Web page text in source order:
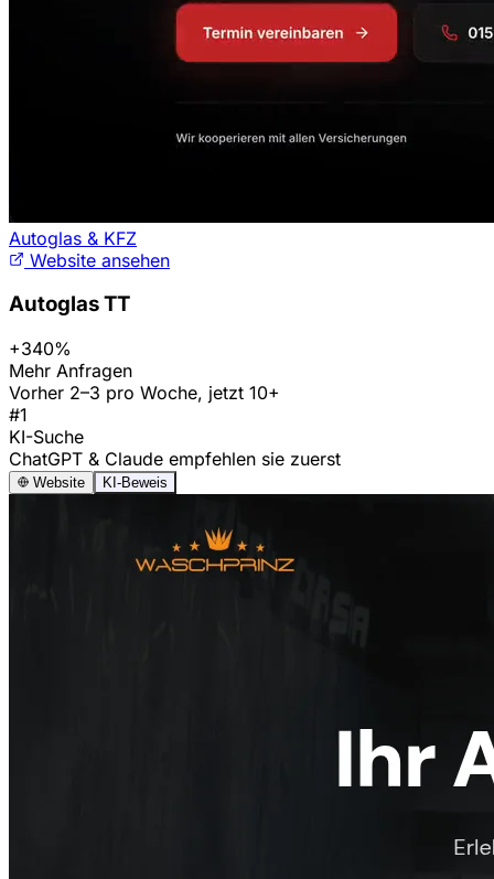
Autoglas & KFZ
Website ansehen
Autoglas TT
+340%
Mehr Anfragen
Vorher 2–3 pro Woche, jetzt 10+
#1
KI-Suche
ChatGPT & Claude empfehlen sie zuerst
Website KI-Beweis